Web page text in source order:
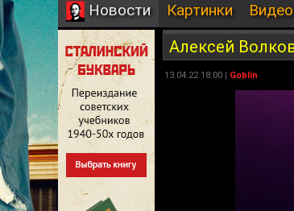
Новости Картинки Видео
Алексей
13.04.22 18:00 | Goblin